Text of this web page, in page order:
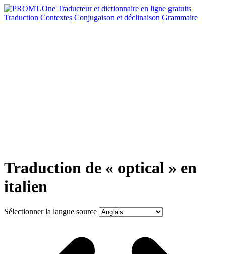
Traduction Contextes Conjugaison et déclinaison Grammaire
Traduction de « optical » en
italien
Sélectionner la langue source